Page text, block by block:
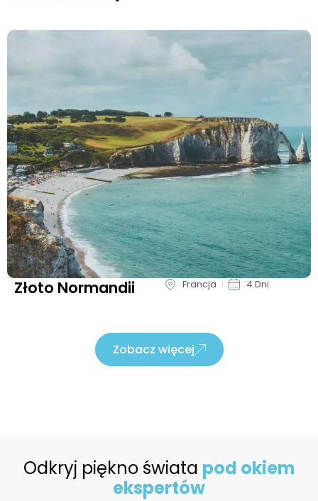
Złoto Normandii Francja 4 Dni
Zobacz więcej
Odkryj piękno świata pod okiem
ekspertów